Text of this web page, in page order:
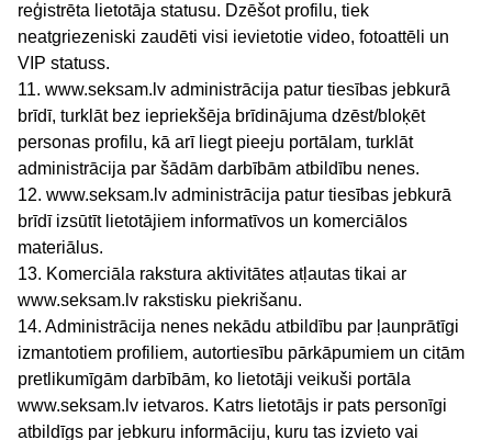
reģistrēta lietotāja statusu. Dzēšot profilu, tiek
neatgriezeniski zaudēti visi ievietotie video, fotoattēli un
VIP statuss.
11. www.seksam.lv administrācija patur tiesības jebkurā
brīdī, turklāt bez iepriekšēja brīdinājuma dzēst/bloķēt
personas profilu, kā arī liegt pieeju portālam, turklāt
administrācija par šādām darbībām atbildību nenes.
12. www.seksam.lv administrācija patur tiesības jebkurā
brīdī izsūtīt lietotājiem informatīvos un komerciālos
materiālus.
13. Komerciāla rakstura aktivitātes atļautas tikai ar
www.seksam.lv rakstisku piekrišanu.
14. Administrācija nenes nekādu atbildību par ļaunprātīgi
izmantotiem profiliem, autortiesību pārkāpumiem un citām
pretlikumīgām darbībām, ko lietotāji veikuši portāla
www.seksam.lv ietvaros. Katrs lietotājs ir pats personīgi
atbildīgs par jebkuru informāciju, kuru tas izvieto vai